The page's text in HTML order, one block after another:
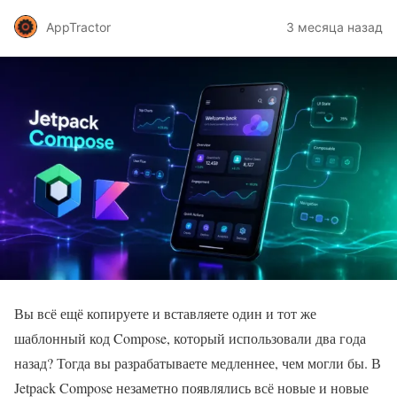
AppTractor 3 месяца назад
Вы всё ещё копируете и вставляете один и тот же
шаблонный код Compose, который использовали два года
назад? Тогда вы разрабатываете медленнее, чем могли бы. В
Jetpack Compose незаметно появлялись всё новые и новые